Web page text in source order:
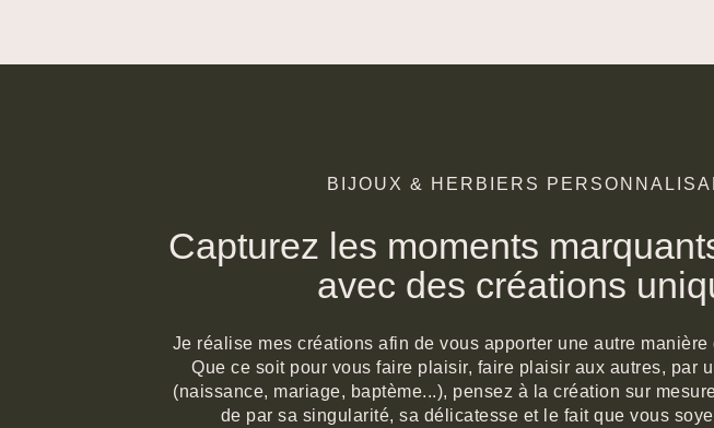
BIJOUX & HERBIERS
Capturez les moments
avec des créations
Je réalise mes créations afin de vous apporter une autre
Que ce soit pour vous faire plaisir, faire plaisir aux autres, par
(naissance, mariage, baptème...), pensez à la création sur
de par sa singularité, sa délicatesse et le fait que vous